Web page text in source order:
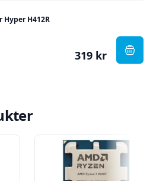
Hyper H412R
319 kr ,